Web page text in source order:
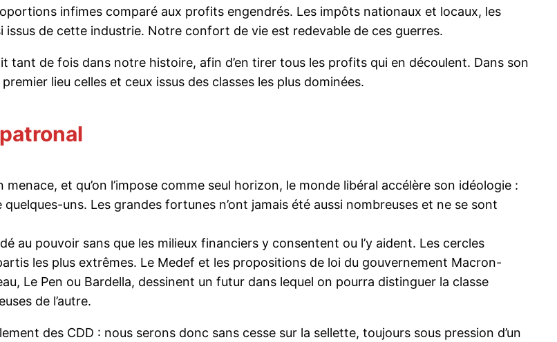
infimes comparé aux profits engendrés. Les impôts nationaux et locaux, les
de cette industrie. Notre confort de vie est redevable de ces guerres.
tant de fois dans notre histoire, afin d’en tirer tous les profits qui en découlent. Dans son
lieu celles et ceux issus des classes les plus dominées.
menace, et qu’on l’impose comme seul horizon, le monde libéral accélère son idéologie :
uns. Les grandes fortunes n’ont jamais été aussi nombreuses et ne se sont
au pouvoir sans que les milieux financiers y consentent ou l’y aident. Les cercles
les plus extrêmes. Le Medef et les propositions de loi du gouvernement Macron-
Le Pen ou Bardella, dessinent un futur dans lequel on pourra distinguer la classe
de l’autre.
des CDD : nous serons donc sans cesse sur la sellette, toujours sous pression d’un